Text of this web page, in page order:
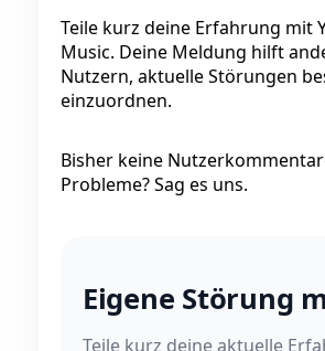
Teile kurz deine Erfahrung mit
Music. Deine Meldung hilft
Nutzern, aktuelle Störungen
einzuordnen.
Bisher keine
Probleme? Sag es uns.
Eigene Störung
Teile kurz deine aktuelle